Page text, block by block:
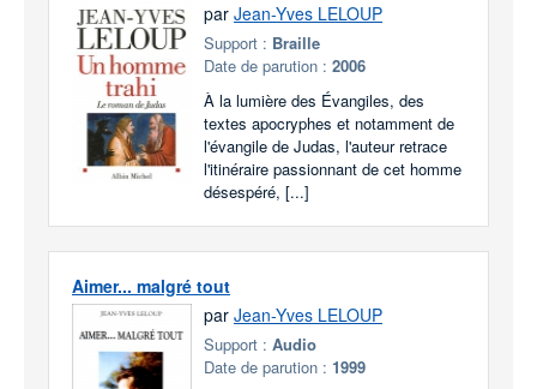
par Jean-Yves LELOUP
Support : Braille
Date de parution : 2006
À la lumière des Évangiles, des
textes apocryphes et notamment de
l'évangile de Judas, l'auteur retrace
l'itinéraire passionnant de cet homme
désespéré, [...]
Aimer... malgré tout
par Jean-Yves LELOUP
Support : Audio
Date de parution : 1999